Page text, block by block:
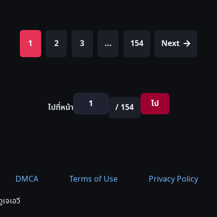
1 2 3 ... 154 Next
ไปที่หน้า / 154 ไป
DMCA Terms of Use
Privacy Policy
จเอวี